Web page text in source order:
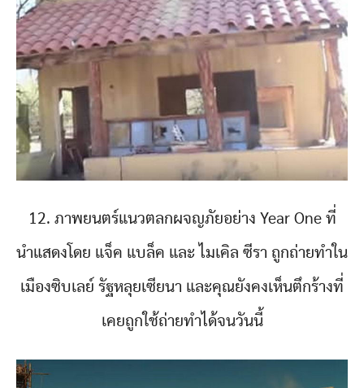
12. ภาพยนตร์แนวตลกผจญภัยอย่าง Year One ที่
นำแสดงโดย แจ็ค แบล็ค และ ไมเคิล ซีรา ถูกถ่ายทำใน
เมืองซิบเลย์ รัฐหลุยเซียนา และคุณยังคงเห็นตึกร้างที่
เคยถูกใช้ถ่ายทำได้จนวันนี้